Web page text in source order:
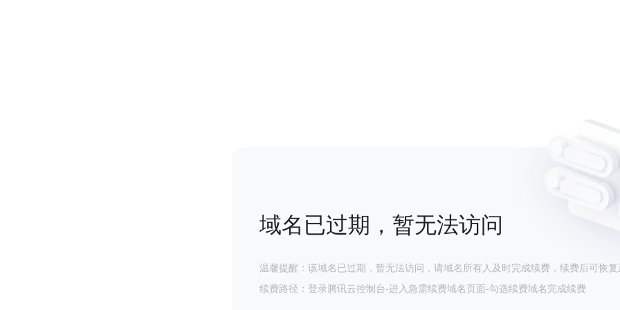
域名已过期，暂无法访问
温馨提醒：该域名已过期，暂无法访问，请域名所有人及时完成续费，续费后可恢复
续费路径：登录腾讯云控制台-进入急需续费域名页面-勾选续费域名完成续费